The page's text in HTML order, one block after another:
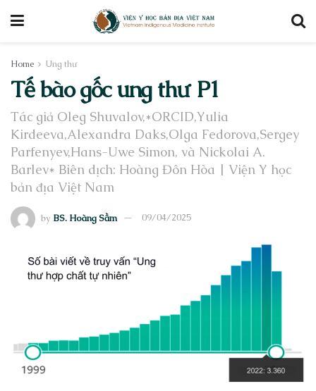
Home Ung thư
Tế bào gốc ung thư P1
Tác giả Oleg Shuvalov,*ORCID,Yulia
Kirdeeva,Alexandra Daks,Olga Fedorova,Sergey
Parfenyev,Hans-Uwe Simon, và Nickolai A.
Barlev* Biên dịch: Hoàng Đôn Hòa | Viện Y học
bản địa Việt Nam
by BS. Hoàng Sầm 09/04/2025